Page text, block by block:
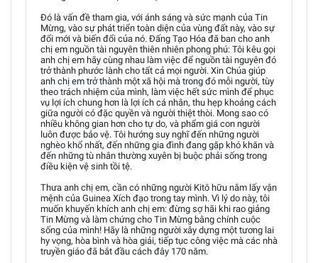
Đó là vấn đề tham gia, với ánh sáng và sức mạnh của Tin
Mừng, vào sự phát triển toàn diện của vùng đất này, vào sự
đổi mới và biến đổi của nó. Đấng Tạo Hóa đã ban cho anh
chị em nguồn tài nguyên thiên nhiên phong phú: Tôi kêu gọi
anh chị em hãy cùng nhau làm việc để nguồn tài nguyên đó
trở thành phước lành cho tất cả mọi người. Xin Chúa giúp
anh chị em trở thành một xã hội mà trong đó mỗi người, tùy
theo trách nhiệm của mình, làm việc hết sức mình để phục
vụ lợi ích chung hơn là lợi ích cá nhân, thu hẹp khoảng cách
giữa người có đặc quyền và người thiệt thòi. Mong sao có
nhiều không gian hơn cho tự do, và phẩm giá con người
luôn được bảo vệ. Tôi hướng suy nghĩ đến những người
nghèo khổ nhất, đến những gia đình đang gặp khó khăn và
đến những tù nhân thường xuyên bị buộc phải sống trong
điều kiện vệ sinh tồi tệ.
Thưa anh chị em, cần có những người Kitô hữu nắm lấy vận
mệnh của Guinea Xích đạo trong tay mình. Vì lý do này, tôi
muốn khuyến khích anh chị em: đừng sợ hãi khi rao giảng
Tin Mừng và làm chứng cho Tin Mừng bằng chính cuộc
sống của mình! Hãy là những người xây dựng một tương lai
hy vọng, hòa bình và hòa giải, tiếp tục công việc mà các nhà
truyền giáo đã bắt đầu cách đây 170 năm.